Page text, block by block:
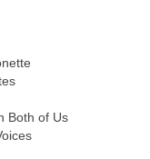
Both of Us